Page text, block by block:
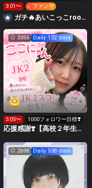
3:01〜 ♪ ファンサ
ガチ🔥あいこっこroom🐥🌱あいこ
3355 Daily 132 days
3:05〜 1000フォロワー目標❣️
応援感謝❣️【高校２年生】ここにゃん😻🍣
2698 Daily 538 days